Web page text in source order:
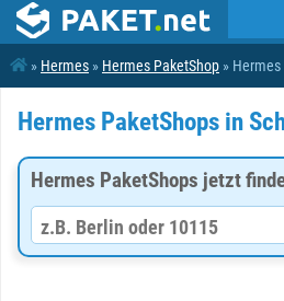
» Hermes » Hermes PaketShop »
Hermes PaketShops in
Hermes PaketShops jetzt